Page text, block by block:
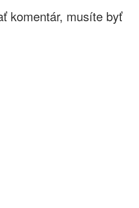
komentár, musíte byť